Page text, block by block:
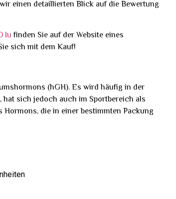
einen detaillierten Blick auf die Bewertung
Iu finden Sie auf der Website eines
sich mit dem Kauf!
(hGH). Es wird häufig in der
sich jedoch auch im Sportbereich als
die in einer bestimmten Packung